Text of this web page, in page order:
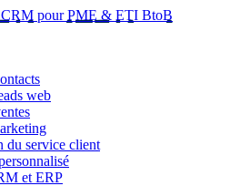
CRM pour PME & ETI BtoB
web
du service client
et ERP